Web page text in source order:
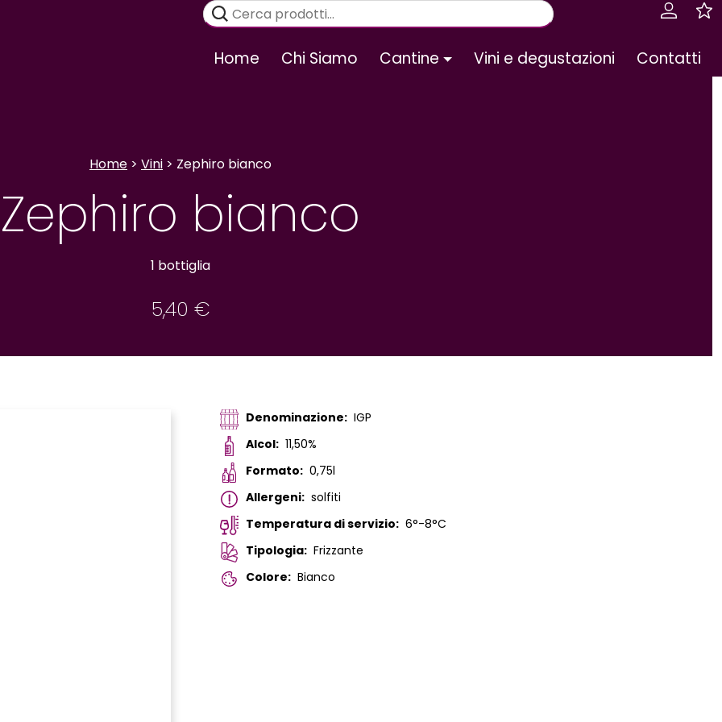
Cerca:
Home Chi Siamo Cantine Vini e degustazioni Contatti
Home > Vini > Zephiro bianco
Zephiro bianco
1 bottiglia
5,40 €
Denominazione: IGP
Alcol: 11,50%
Formato: 0,75l
Allergeni: solfiti
Temperatura di servizio: 6°-8°C
Tipologia: Frizzante
Colore: Bianco